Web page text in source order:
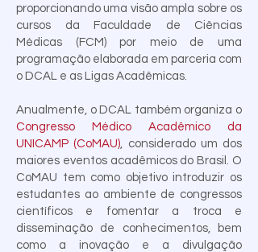
proporcionando uma visão ampla sobre os
cursos da Faculdade de Ciências
Médicas (FCM) por meio de uma
programação elaborada em parceria com
o DCAL e as Ligas Acadêmicas.
Anualmente, o DCAL também organiza o
Congresso Médico Acadêmico da
UNICAMP (CoMAU), considerado um dos
maiores eventos acadêmicos do Brasil. O
CoMAU tem como objetivo introduzir os
estudantes ao ambiente de congressos
científicos e fomentar a troca e
disseminação de conhecimentos, bem
como a inovação e a divulgação